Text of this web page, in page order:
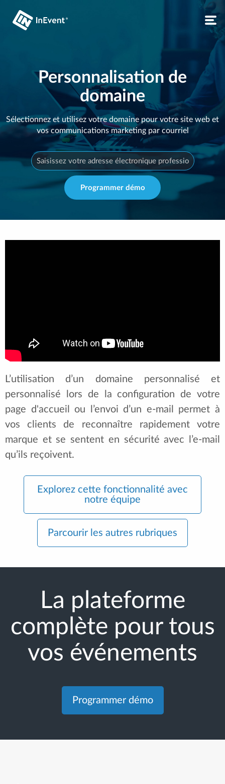
Personnalisation de
domaine
Sélectionnez et utilisez votre domaine pour votre site web et
vos communications marketing par courriel
Programmer démo
L’utilisation d’un domaine personnalisé et
personnalisé lors de la configuration de votre
page d'accueil ou l’envoi d’un e-mail permet à
vos clients de reconnaître rapidement votre
marque et se sentent en sécurité avec l’e-mail
qu’ils reçoivent.
Explorez cette fonctionnalité avec
notre équipe
Parcourir les autres rubriques
La plateforme
complète pour tous
vos événements
Programmer démo